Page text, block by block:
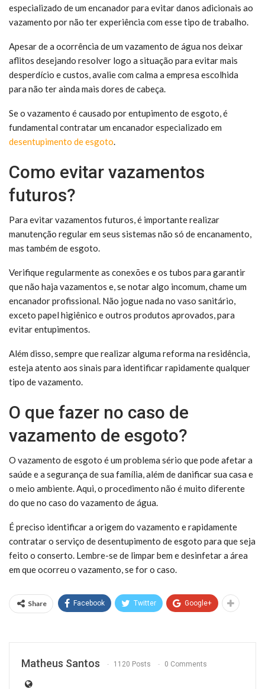
especializado de um encanador para evitar danos adicionais ao
vazamento por não ter experiência com esse tipo de trabalho.
Apesar de a ocorrência de um vazamento de água nos deixar
aflitos desejando resolver logo a situação para evitar mais
desperdício e custos, avalie com calma a empresa escolhida
para não ter ainda mais dores de cabeça.
Se o vazamento é causado por entupimento de esgoto, é
fundamental contratar um encanador especializado em
desentupimento de esgoto.
Como evitar vazamentos
futuros?
Para evitar vazamentos futuros, é importante realizar
manutenção regular em seus sistemas não só de encanamento,
mas também de esgoto.
Verifique regularmente as conexões e os tubos para garantir
que não haja vazamentos e, se notar algo incomum, chame um
encanador profissional. Não jogue nada no vaso sanitário,
exceto papel higiênico e outros produtos aprovados, para
evitar entupimentos.
Além disso, sempre que realizar alguma reforma na residência,
esteja atento aos sinais para identificar rapidamente qualquer
tipo de vazamento.
O que fazer no caso de
vazamento de esgoto?
O vazamento de esgoto é um problema sério que pode afetar a
saúde e a segurança de sua família, além de danificar sua casa e
o meio ambiente. Aqui, o procedimento não é muito diferente
do que no caso do vazamento de água.
É preciso identificar a origem do vazamento e rapidamente
contratar o serviço de desentupimento de esgoto para que seja
feito o conserto. Lembre-se de limpar bem e desinfetar a área
em que ocorreu o vazamento, se for o caso.
Share Facebook Twitter Google+
Matheus Santos 1120 Posts 0 Comments